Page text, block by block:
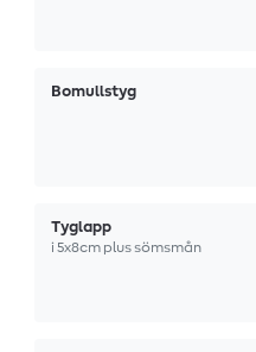
Bomullstyg
Tyglapp
i 5x8cm plus sömsmån